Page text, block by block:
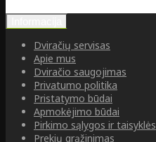
Dviračių servisas
Apie mus
Dviračio saugojimas
Privatumo politika
Pristatymo būdai
Apmokėjimo būdai
Pirkimo sąlygos ir taisyklės
Prekių grąžinimas